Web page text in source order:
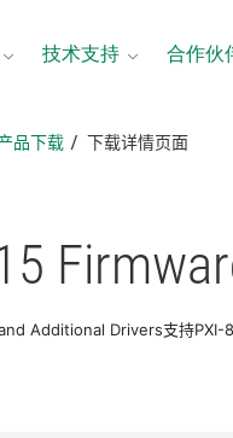
技术支持 合作伙
品下载 下载详情页面
Additional Drivers支持PXI-